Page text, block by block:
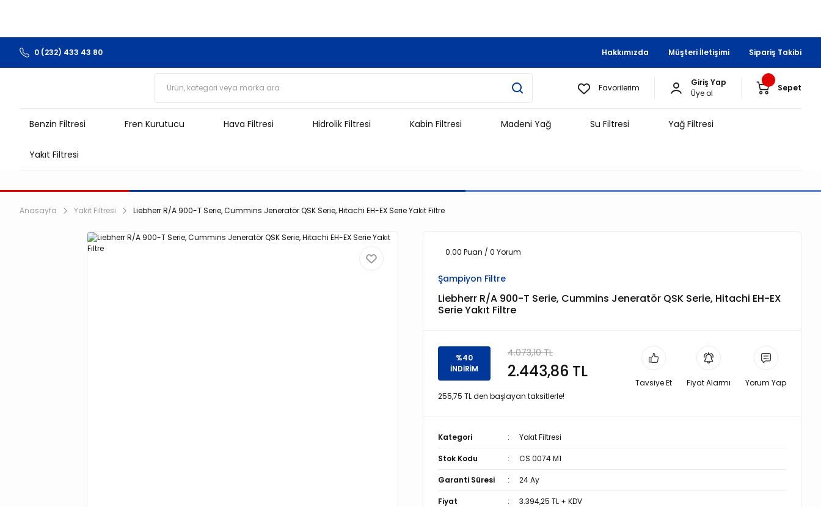
0 (232) 433 43 80 Hakkımızda Müşteri İletişimi Sipariş Takibi
Favorilerim
Giriş Yap
Üye ol
Sepet
Benzin Filtresi Fren Kurutucu Hava Filtresi Hidrolik Filtresi Kabin Filtresi Madeni Yağ Su Filtresi Yağ Filtresi
Yakıt Filtresi
Anasayfa Yakıt Filtresi Liebherr R/A 900-T Serie, Cummins Jeneratör QSK Serie, Hitachi EH-EX Serie Yakıt Filtre
0.00 Puan / 0 Yorum
Şampiyon Filtre
Liebherr R/A 900-T Serie, Cummins Jeneratör QSK Serie, Hitachi EH-EX
Serie Yakıt Filtre
%40
İNDİRİM
4.073,10 TL
2.443,86 TL
255,75 TL den başlayan taksitlerle!
Tavsiye Et Fiyat Alarmı Yorum Yap
Kategori Yakıt Filtresi
Stok Kodu CS 0074 M1
Garanti Süresi 24 Ay
Fiyat 3.394,25 TL + KDV